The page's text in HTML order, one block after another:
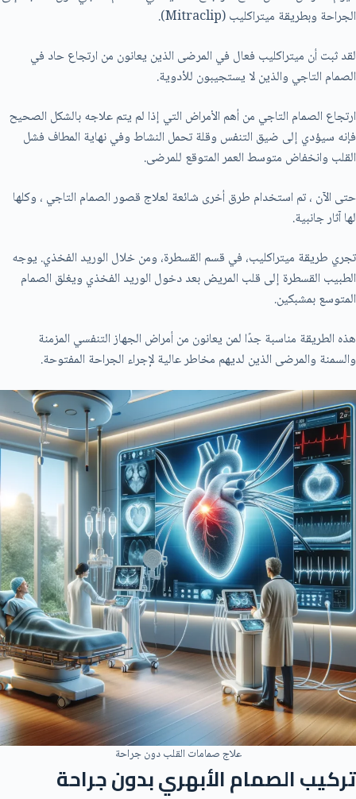
الجراحة وبطريقة ميتراكليب (Mitraclip).
لقد ثبت أن ميتراكليب فعال في المرضى الذين يعانون من ارتجاع حاد في
الصمام التاجي والذين لا يستجيبون للأدوية.
ارتجاع الصمام التاجي من أهم الأمراض التي إذا لم يتم علاجه بالشكل الصحيح
فإنه سيؤدي إلى ضيق التنفس وقلة تحمل النشاط وفي نهاية المطاف فشل
القلب وانخفاض متوسط ​​العمر المتوقع للمرضى.
حتى الآن ، تم استخدام طرق أخرى شائعة لعلاج قصور الصمام التاجي ، وكلها
لها آثار جانبية.
تجري طريقة ميتراكليب، في قسم القسطرة، ومن خلال الوريد الفخذي. يوجه
الطبيب القسطرة إلى قلب المريض بعد دخول الوريد الفخذي ويغلق الصمام
المتوسع بمشبكين.
هذه الطريقة مناسبة جدًا لمن يعانون من أمراض الجهاز التنفسي المزمنة
والسمنة والمرضى الذين لديهم مخاطر عالية لإجراء الجراحة المفتوحة.
علاج صمامات القلب دون جراحة
تركيب الصمام الأبهري بدون جراحة